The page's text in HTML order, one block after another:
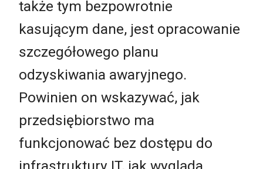
także tym bezpowrotnie
kasującym dane, jest opracowanie
szczegółowego planu
odzyskiwania awaryjnego.
Powinien on wskazywać, jak
przedsiębiorstwo ma
funkcjonować bez dostępu do